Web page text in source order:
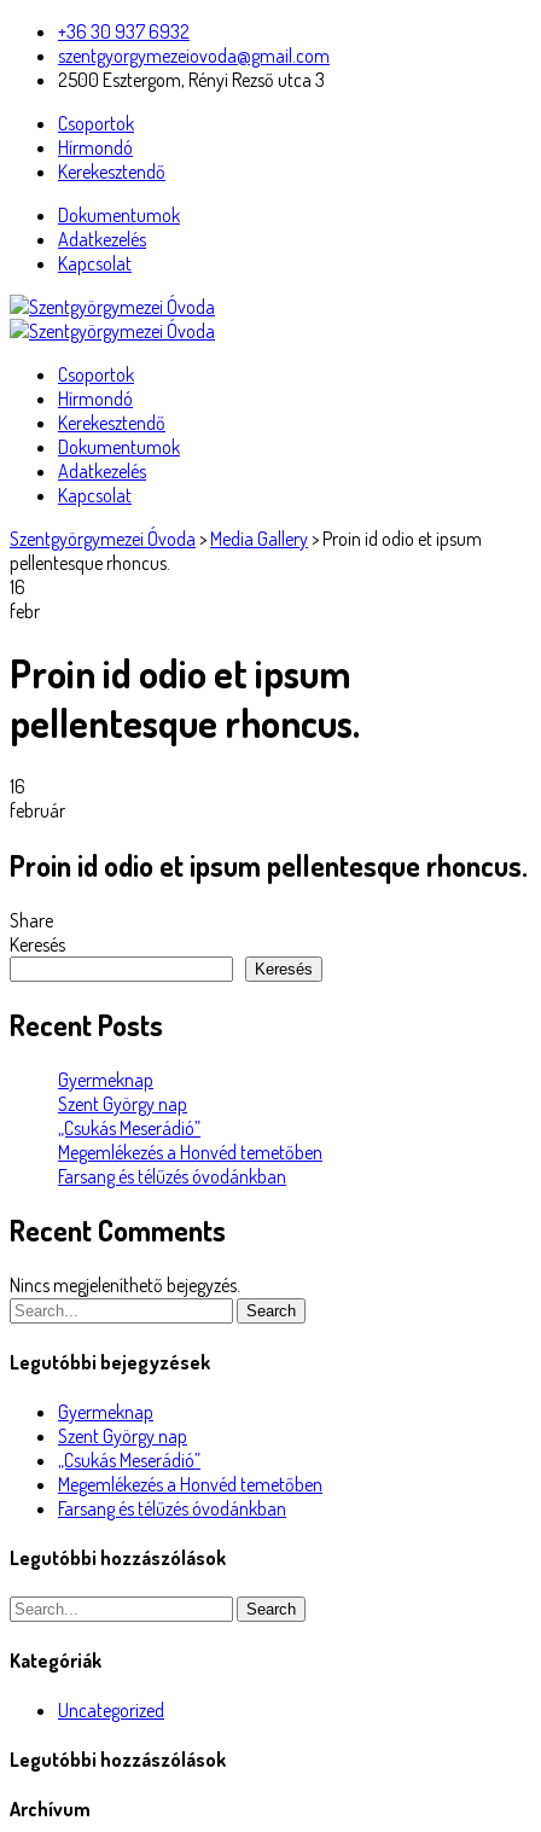
+36 30 937 6932
szentgyorgymezeiovoda@gmail.com
2500 Esztergom, Rényi Rezső utca 3
Csoportok
Hírmondó
Kerekesztendő
Dokumentumok
Adatkezelés
Kapcsolat
Csoportok
Hírmondó
Kerekesztendő
Dokumentumok
Adatkezelés
Kapcsolat
Szentgyörgymezei Óvoda >Media Gallery>Proin id odio et ipsum
pellentesque rhoncus.
16
febr
Proin id odio et ipsum
pellentesque rhoncus.
16
február
Proin id odio et ipsum pellentesque rhoncus.
Share
Keresés
Keresés
Recent Posts
Gyermeknap
Szent György nap
„Csukás Meserádió”
Megemlékezés a Honvéd temetőben
Farsang és télűzés óvodánkban
Recent Comments
Nincs megjeleníthető bejegyzés.
Search
Legutóbbi bejegyzések
Gyermeknap
Szent György nap
„Csukás Meserádió”
Megemlékezés a Honvéd temetőben
Farsang és télűzés óvodánkban
Legutóbbi hozzászólások
Search
Kategóriák
Uncategorized
Legutóbbi hozzászólások
Archívum